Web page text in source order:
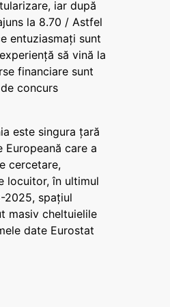
iar după
la 8.70 / Astfel
entuziasmați sunt
să vină la
financiare sunt
concurs
este singura țară
Europeană care a
cercetare,
locuitor, în ultimul
2025, spațiul
masiv cheltuielile
date Eurostat